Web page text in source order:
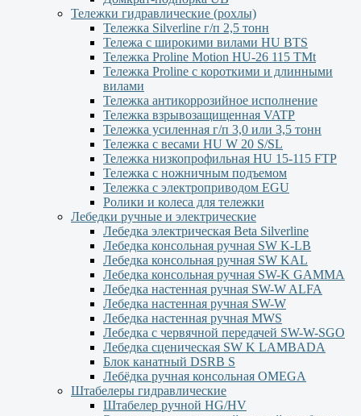
Тележки гидравлические (рохлы)
Тележка Silverline г/п 2,5 тонн
Тележа с широкими вилами HU BTS
Тележка Proline Motion HU-26 115 TMt
Тележка Proline с короткими и длинными
вилами
Тележка антикоррозийное исполнение
Тележка взрывозащищенная VATP
Тележка усиленная г/п 3,0 или 3,5 тонн
Тележка с весами HU W 20 S/SL
Тележка низкопрофильная HU 15-115 FTP
Тележка с ножничным подъемом
Тележка с электроприводом EGU
Ролики и колеса для тележки
Лебедки ручные и электрические
Лебедка электрическая Beta Silverline
Лебедка консольная ручная SW K-LB
Лебедка консольная ручная SW KAL
Лебедка консольная ручная SW-K GAMMA
Лебедка настенная ручная SW-W ALFA
Лебедка настенная ручная SW-W
Лебедка настенная ручная MWS
Лебедка с червячной передачей SW-W-SGO
Лебедка сценическая SW K LAMBADA
Блок канатный DSRB S
Лебёдка ручная консольная OMEGA
Штабелеры гидравлические
Штабелер ручной HG/HV